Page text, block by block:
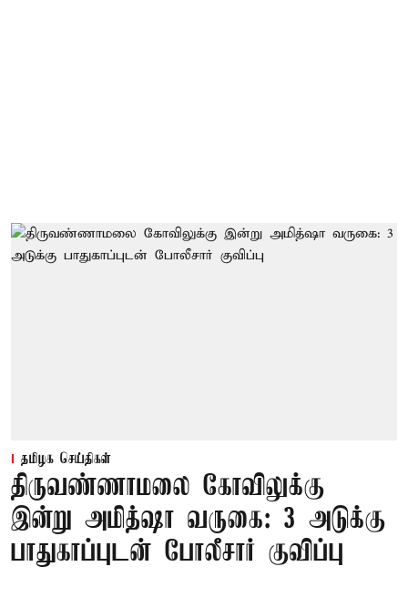
தமிழக செய்திகள்
திருவண்ணாமலை கோவிலுக்கு
இன்று அமித்ஷா வருகை: 3 அடுக்கு
பாதுகாப்புடன் போலீசார் குவிப்பு